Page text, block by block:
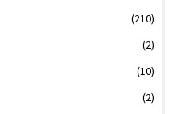
(210)
(2)
(10)
(2)